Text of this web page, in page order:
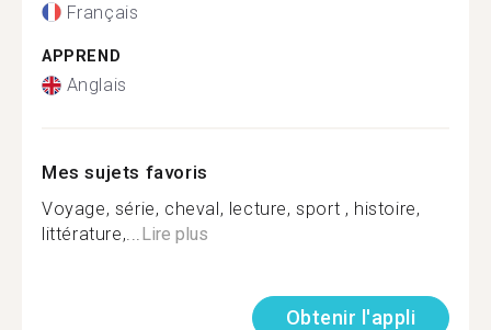
Français
APPREND
Anglais
Mes sujets favoris
Voyage, série, cheval, lecture, sport , histoire,
littérature,...Lire plus
Obtenir l'appli